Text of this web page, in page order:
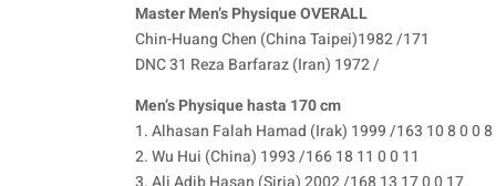
Master Men’s Physique OVERALL
Chin-Huang Chen (China Taipei)1982 /171
DNC 31 Reza Barfaraz (Iran) 1972 /
Men’s Physique hasta 170 cm
1. Alhasan Falah Hamad (Irak) 1999 /163 10 8 0 0 8
2. Wu Hui (China) 1993 /166 18 11 0 0 11